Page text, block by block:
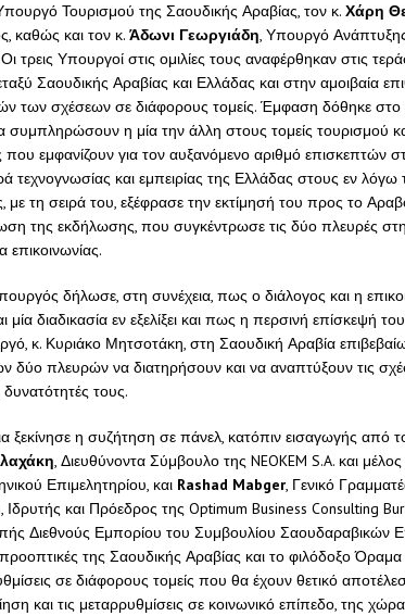
Τουρισμού της Σαουδικής Αραβίας, τον κ. Χάρη
καθώς και τον κ. Άδωνι Γεωργιάδη, Υπουργό
τρεις Υπουργοί στις ομιλίες τους αναφέρθηκαν στις
Σαουδικής Αραβίας και Ελλάδας και στην αμοιβαία
των σχέσεων σε διάφορους τομείς. Έμφαση δόθηκε στο
η μία την άλλη στους τομείς τουρισμού και
που εμφανίζουν για τον αυξανόμενο αριθμό επισκεπτών
τεχνογνωσίας και εμπειρίας της Ελλάδας στους εν
με τη σειρά του, εξέφρασε την εκτίμησή του προς το
της εκδήλωσης, που συγκέντρωσε τις δύο πλευρές
επικοινωνίας.
δήλωσε, στη συνέχεια, πως ο διάλογος και η
μία διαδικασία εν εξελίξει και πως η περσινή επίσκεψή
κ. Κυριάκο Μητσοτάκη, στη Σαουδική Αραβία
δύο πλευρών να διατηρήσουν και να αναπτύξουν τις
τους.
ξεκίνησε η συζήτηση σε πάνελ, κατόπιν εισαγωγής από
, Διευθύνοντα Σύμβουλο της NEOKEM S.A. και
Επιμελητηρίου, και Rashad Mabger, Γενικό
, Ιδρυτής και Πρόεδρος της Optimum Business Consulting
Διεθνούς Εμπορίου του Συμβουλίου Σαουδαραβικών
προοπτικές της Σαουδικής Αραβίας και το φιλόδοξο
σε διάφορους τομείς που θα έχουν θετικό
και τις μεταρρυθμίσεις σε κοινωνικό επίπεδο, της